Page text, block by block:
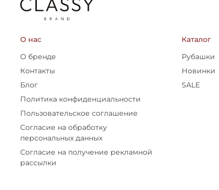
О нас
О бренде
Контакты
Блог
Политика конфиденциальности
Пользовательское соглашение
Согласие на обработку
персональных данных
Согласие на получение рекламной
рассылки
Каталог
Рубашки
Новинки
SALE